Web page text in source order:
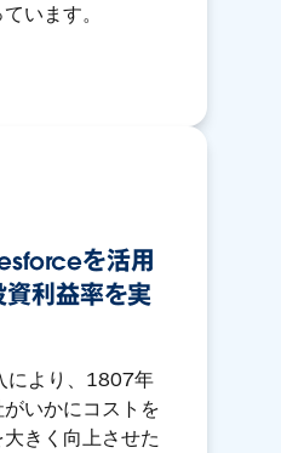
います。
を活用
資利益率を実
により、1807年
いかにコストを
きく向上させた